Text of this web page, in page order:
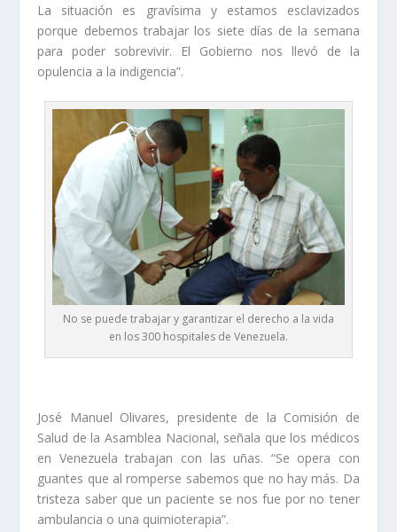
La situación es gravísima y estamos esclavizados
porque debemos trabajar los siete días de la semana
para poder sobrevivir. El Gobierno nos llevó de la
opulencia a la indigencia”.
No se puede trabajar y garantizar el derecho a la vida
en los 300 hospitales de Venezuela.
José Manuel Olivares, presidente de la Comisión de
Salud de la Asamblea Nacional, señala que los médicos
en Venezuela trabajan con las uñas. “Se opera con
guantes que al romperse sabemos que no hay más. Da
tristeza saber que un paciente se nos fue por no tener
ambulancia o una quimioterapia”.